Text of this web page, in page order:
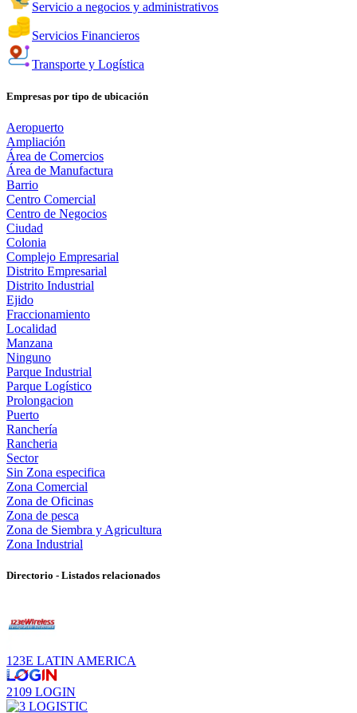
Servicio a negocios y administrativos
Servicios Financieros
Transporte y Logística
Empresas por tipo de ubicación
Aeropuerto
Ampliación
Área de Comercios
Área de Manufactura
Barrio
Centro Comercial
Centro de Negocios
Ciudad
Colonia
Complejo Empresarial
Distrito Empresarial
Distrito Industrial
Ejido
Fraccionamiento
Localidad
Manzana
Ninguno
Parque Industrial
Parque Logístico
Prolongacion
Puerto
Ranchería
Rancheria
Sector
Sin Zona especifica
Zona Comercial
Zona de Oficinas
Zona de pesca
Zona de Siembra y Agricultura
Zona Industrial
Directorio - Listados relacionados
123E LATIN AMERICA
2109 LOGIN